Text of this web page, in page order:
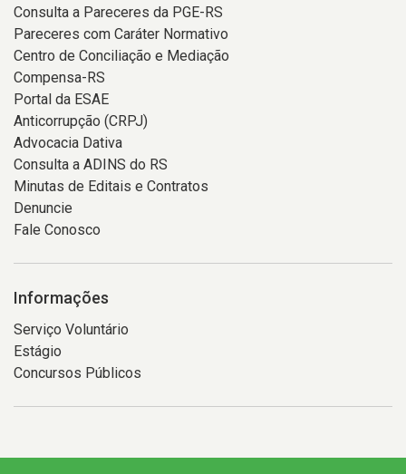
Consulta a Pareceres da PGE-RS
Pareceres com Caráter Normativo
Centro de Conciliação e Mediação
Compensa-RS
Portal da ESAE
Anticorrupção (CRPJ)
Advocacia Dativa
Consulta a ADINS do RS
Minutas de Editais e Contratos
Denuncie
Fale Conosco
Informações
Serviço Voluntário
Estágio
Concursos Públicos